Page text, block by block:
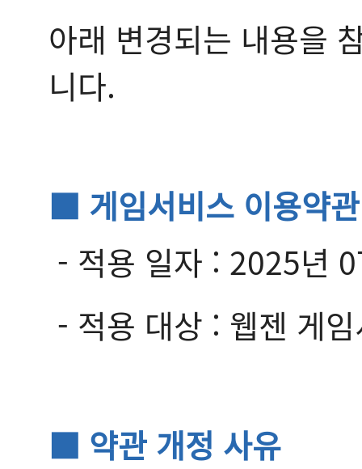
아래 변경되는 내용을
니다.
■ 게임서비스 이용약
- 적용 일자 : 2025년
- 적용 대상 : 웹젠 게
■ 약관 개정 사유